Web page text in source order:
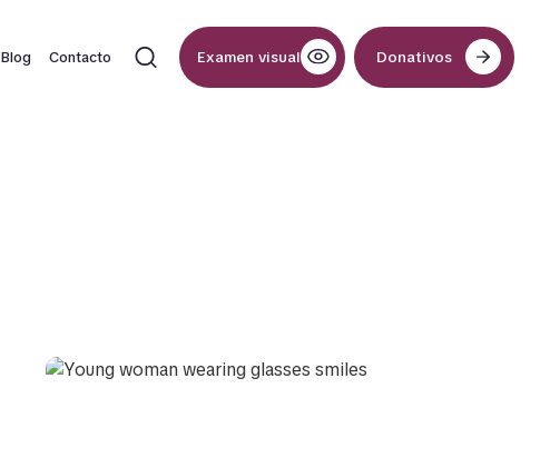
Blog Contacto Examen visual Donativos